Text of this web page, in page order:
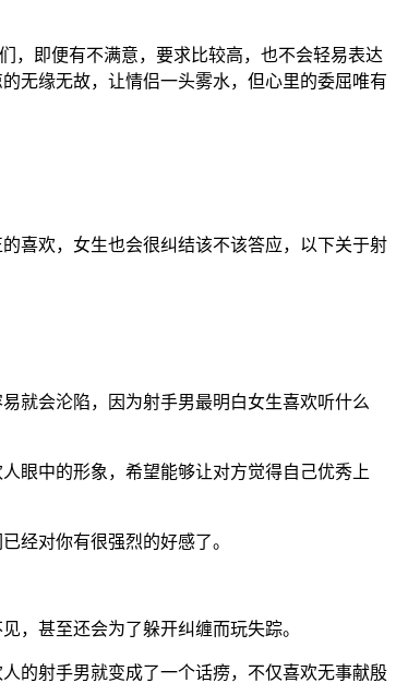
，即便有不满意，要求比较高，也不会轻易表达
无缘无故，让情侣一头雾水，但心里的委屈唯有
喜欢，女生也会很纠结该不该答应，以下关于射
就会沦陷，因为射手男最明白女生喜欢听什么
眼中的形象，希望能够让对方觉得自己优秀上
经对你有很强烈的好感了。
，甚至还会为了躲开纠缠而玩失踪。
的射手男就变成了一个话痨，不仅喜欢无事献殷